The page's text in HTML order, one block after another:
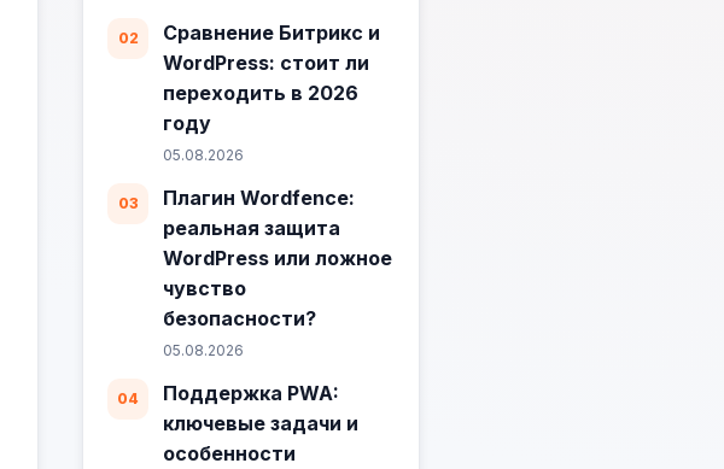
Сравнение Битрикс и
WordPress: стоит ли
переходить в 2026
году
05.08.2026
Плагин Wordfence:
реальная защита
WordPress или ложное
чувство
безопасности?
05.08.2026
Поддержка PWA:
ключевые задачи и
особенности